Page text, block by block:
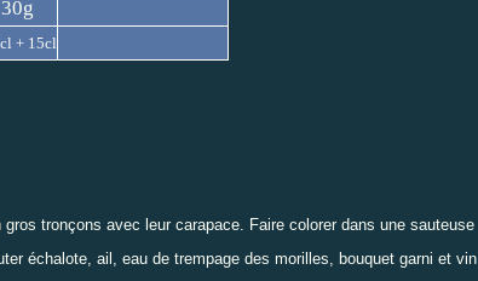
30g
+ 15cl
gros tronçons avec leur carapace. Faire colorer dans une sauteuse
échalote, ail, eau de trempage des morilles, bouquet garni et vin